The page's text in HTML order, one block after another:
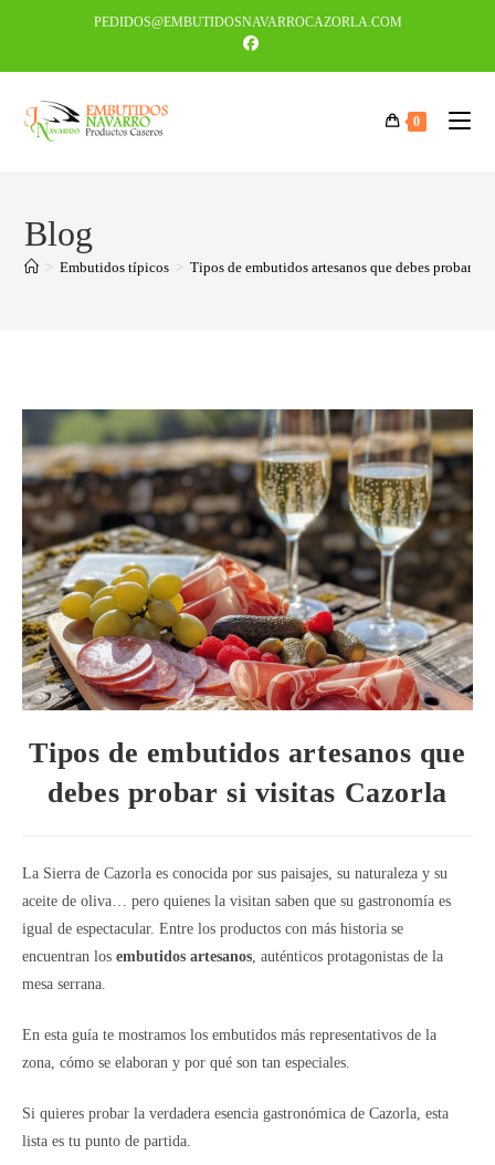
PEDIDOS@EMBUTIDOSNAVARROCAZORLA.COM
0
Blog
> Embutidos típicos > Tipos de embutidos artesanos que debes probar si
Tipos de embutidos artesanos que
debes probar si visitas Cazorla
La Sierra de Cazorla es conocida por sus paisajes, su naturaleza y su
aceite de oliva… pero quienes la visitan saben que su gastronomía es
igual de espectacular. Entre los productos con más historia se
encuentran los embutidos artesanos , auténticos protagonistas de la
mesa serrana.
En esta guía te mostramos los embutidos más representativos de la
zona, cómo se elaboran y por qué son tan especiales.
Si quieres probar la verdadera esencia gastronómica de Cazorla, esta
lista es tu punto de partida.